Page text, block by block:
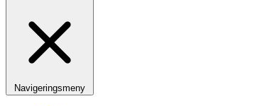
Navigeringsmeny